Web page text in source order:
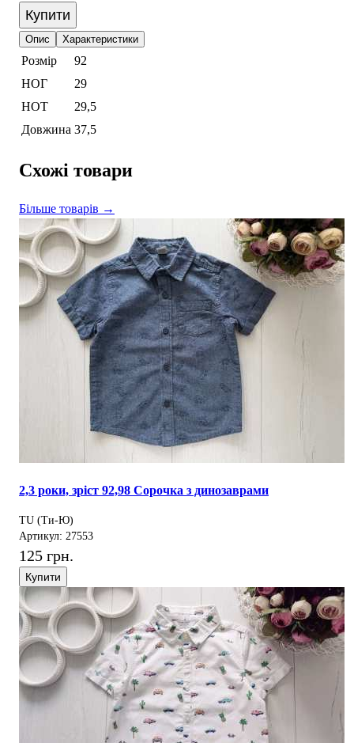
Купити
Опис Характеристики
Розмір
92
НОГ
29
НОТ
29,5
Довжина 37,5
Схожі товари
Більше товарів →
2,3 роки, зріст 92,98 Сорочка з динозаврами
TU (Ти-Ю)
Артикул: 27553
125 грн.
Купити